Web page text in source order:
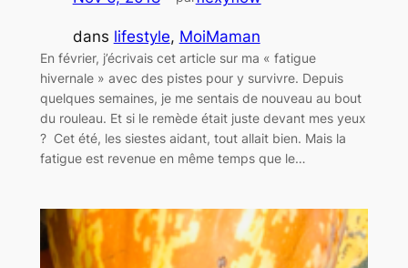
dans lifestyle, MoiMaman
En février, j’écrivais cet article sur ma « fatigue
hivernale » avec des pistes pour y survivre. Depuis
quelques semaines, je me sentais de nouveau au bout
du rouleau. Et si le remède était juste devant mes yeux
? Cet été, les siestes aidant, tout allait bien. Mais la
fatigue est revenue en même temps que le…